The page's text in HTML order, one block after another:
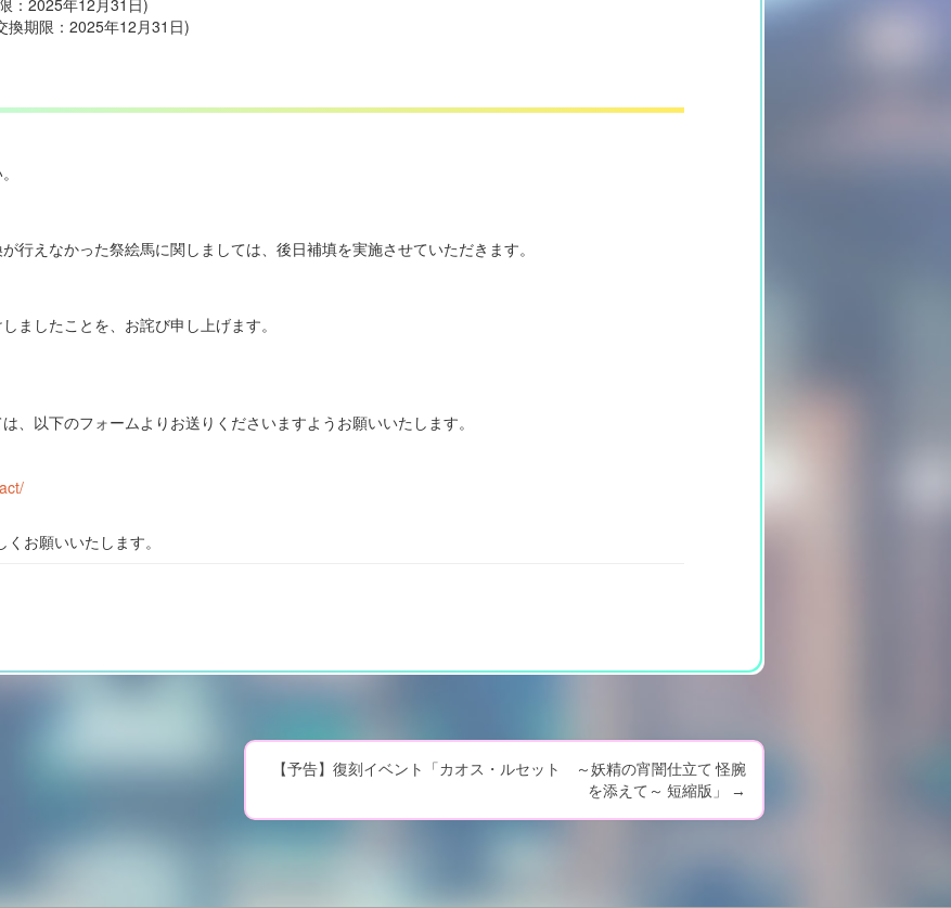
：2025年12月31日)
換期限：2025年12月31日)
行えなかった祭絵馬に関しましては、後日補填を実施させていただきます。
ましたことを、お詫び申し上げます。
、以下のフォームよりお送りくださいますようお願いいたします。
お願いいたします。
【予告】復刻イベント「カオス・ルセット ～妖精の宵闇仕立て 怪腕
を添えて～ 短縮版」
→